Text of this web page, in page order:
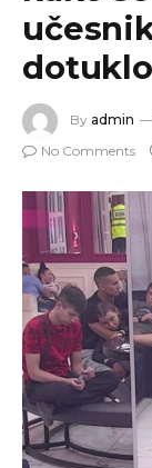
By admin
No Comments